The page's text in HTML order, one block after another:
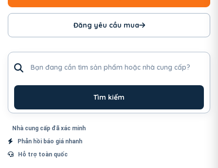
Đăng yêu cầu mua
Tìm kiếm
Nhà cung cấp đã xác minh
Phản hồi báo giá nhanh
Hỗ trợ toàn quốc